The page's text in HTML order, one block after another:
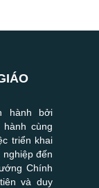
hành bởi
cùng
triển khai
đến
Chính
và duy